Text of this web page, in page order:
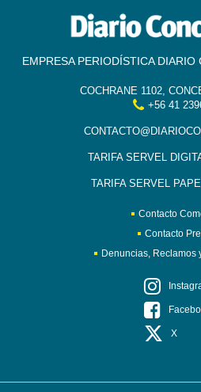
EMPRESA PERIODÍSTICA
COCHRANE 1102,
+56 41
TARIFA SERVEL
TARIFA SERVEL
Contacto
Contacto
Denuncias, Reclamos
X